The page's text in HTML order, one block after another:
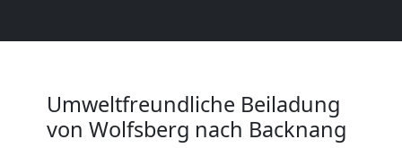
Umweltfreundliche Beiladung
von Wolfsberg nach Backnang
LKW